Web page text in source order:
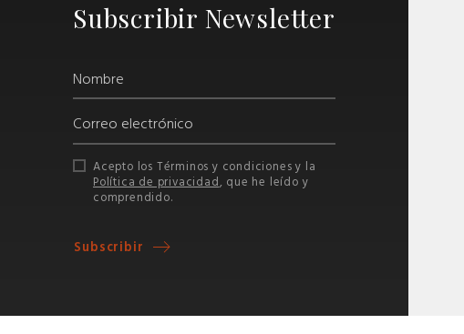
Subscribir Newsletter
Acepto los Términos y condiciones y la
Política de privacidad, que he leído y
comprendido.
Subscribir